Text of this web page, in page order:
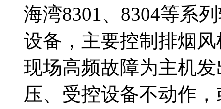
海湾8301、8304等系
设备，主要控制排烟
现场高频故障为主机
压、受控设备不动作